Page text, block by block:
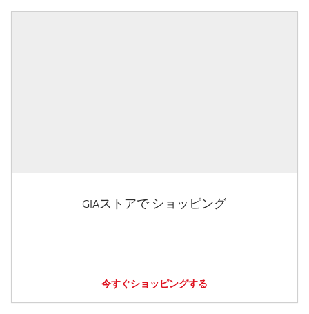
GIAストアで ショッピング
今すぐショッピングする